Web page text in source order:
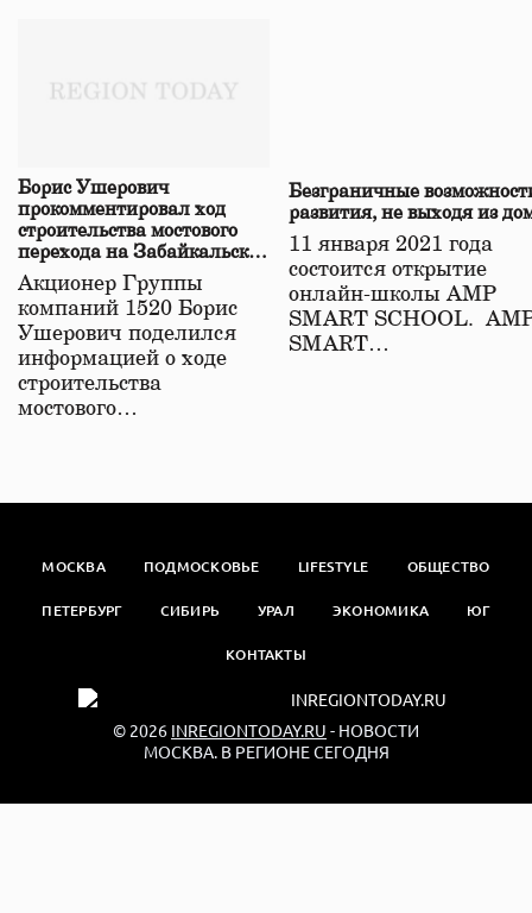
Борис Ушерович
прокомментировал ход
строительства мостового
перехода на Забайкальской
железной дороге
Акционер Группы
компаний 1520 Борис
Ушерович поделился
информацией о ходе
строительства
мостового…
Безграничные
развития, не выходя из
11 января 2021 года
состоится открытие
онлайн-школы АМР
SMART SCHOOL.
SMART…
МОСКВА ПОДМОСКОВЬЕ LIFESTYLE ОБЩЕСТВО
ПЕТЕРБУРГ СИБИРЬ УРАЛ ЭКОНОМИКА ЮГ
КОНТАКТЫ
© 2026 INREGIONTODAY.RU - НОВОСТИ
МОСКВА. В РЕГИОНЕ СЕГОДНЯ